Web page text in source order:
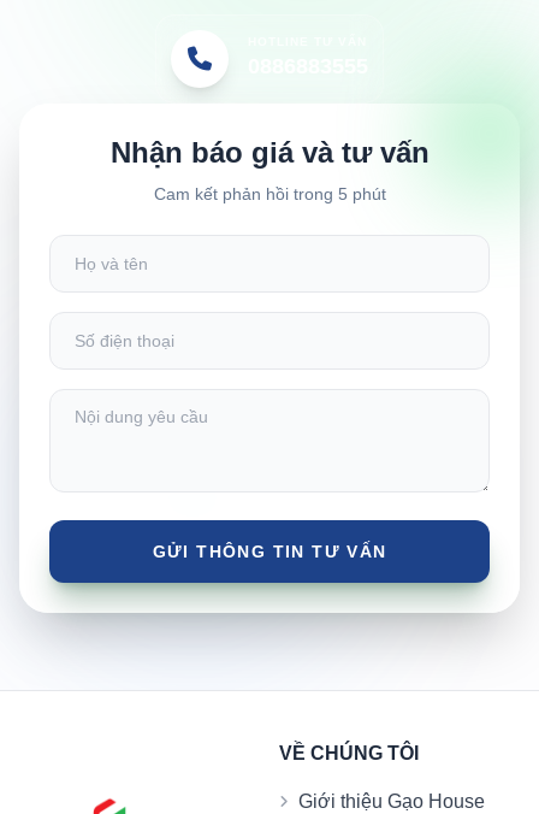
Nhận báo giá và tư vấn
Cam kết phản hồi trong 5 phút
VỀ CHÚNG TÔI
Giới thiệu Gạo House